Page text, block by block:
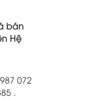
bán
Hệ
072
.